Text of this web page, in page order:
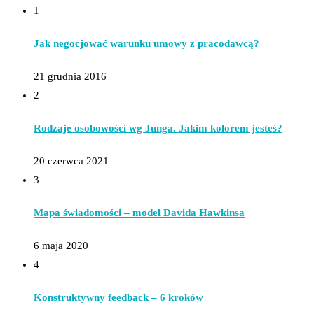
1
Jak negocjować warunku umowy z pracodawcą?
21 grudnia 2016
2
Rodzaje osobowości wg Junga. Jakim kolorem jesteś?
20 czerwca 2021
3
Mapa świadomości – model Davida Hawkinsa
6 maja 2020
4
Konstruktywny feedback – 6 kroków